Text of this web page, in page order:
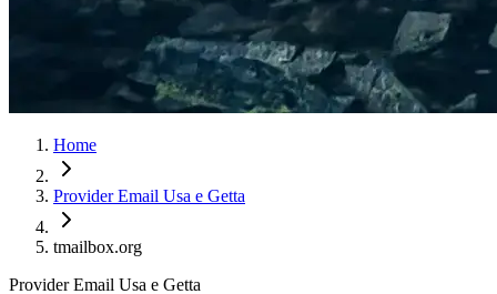
Home
Provider Email Usa e Getta
tmailbox.org
Provider Email Usa e Getta